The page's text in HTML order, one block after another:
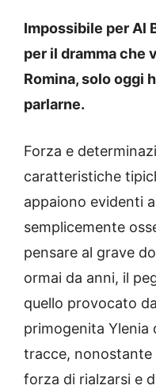
Impossibile per Al
per il dramma che
Romina, solo oggi
parlarne.
Forza e
caratteristiche
appaiono evidenti
semplicemente
pensare al grave
ormai da anni, il
quello provocato
primogenita Ylenia
tracce,
forza di rialzarsi e